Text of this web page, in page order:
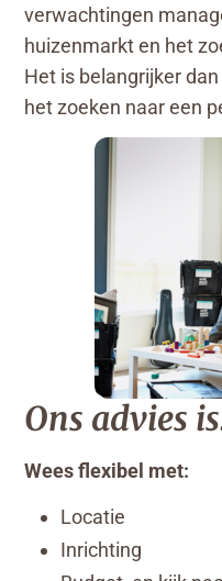
verwachtingen
huizenmarkt en het
Het is belangrijker
het zoeken naar een
Ons advies
Wees flexibel met:
Locatie
Inrichting